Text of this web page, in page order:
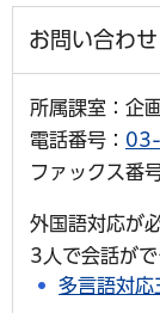
お問い合わせ
所属課室：企
電話番号：
ファックス
外国語対応が
3人で会話がで
多言語対応